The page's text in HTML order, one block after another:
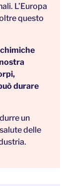
L’Europa
questo
durare
un
delle